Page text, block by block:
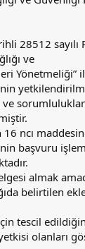
28512 sayılı
ve
Yönetmeliği”
ncı
başvuru
almak
belirtilen
tescil
olanları